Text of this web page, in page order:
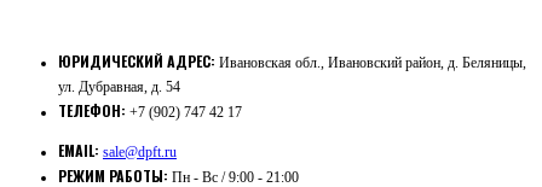
ЮРИДИЧЕСКИЙ АДРЕС: Ивановская обл., Ивановский район, д. Беляницы,
ул. Дубравная, д. 54
ТЕЛЕФОН: +7 (902) 747 42 17
EMAIL: sale@dpft.ru
РЕЖИМ РАБОТЫ: Пн - Вс / 9:00 - 21:00